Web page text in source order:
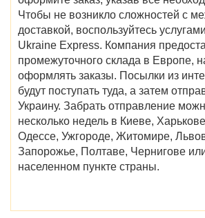
Чтобы не возникло сложностей с
доставкой, воспользуйтесь
Ukraine Express. Компания
промежуточного склада в Европе,
оформлять заказы. Посылки из
будут поступать туда, а затем
Украину. Забрать отправление
несколько недель в Киеве,
Одессе, Ужгороде, Житомире,
Запорожье, Полтаве, Чернигове
населенном пункте страны.